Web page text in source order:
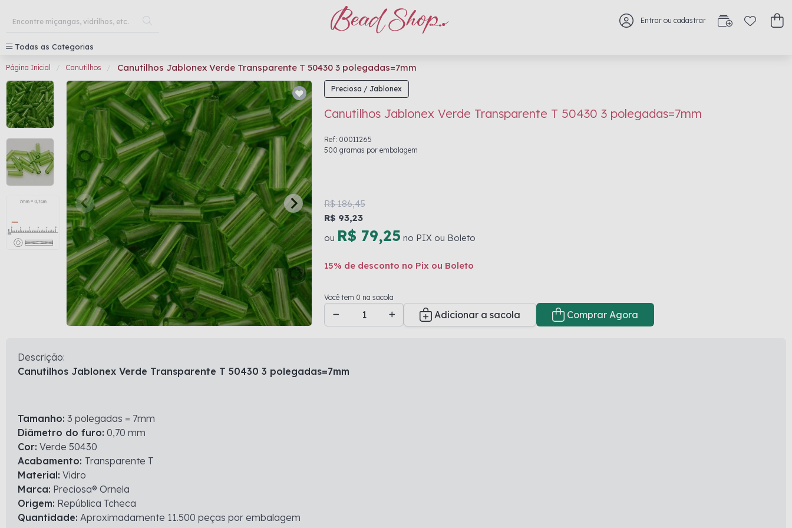
Entrar ou cadastrar
Todas as Categorias
Página Inicial Canutilhos Canutilhos Jablonex Verde Transparente T 50430 3 polegadas=7mm
Preciosa / Jablonex
Canutilhos Jablonex Verde Transparente T 50430 3 polegadas=7mm
Ref: 00011265
500 gramas por embalagem
R$ 186,45
R$ 93,23
ou R$ 79,25 no PIX ou Boleto
15% de desconto no Pix ou Boleto
Você tem 0 na sacola
Adicionar a sacola
Comprar Agora
Descrição:
Canutilhos Jablonex Verde Transparente T 50430 3 polegadas=7mm
Tamanho: 3 polegadas = 7mm
Diâmetro do furo: 0,70 mm
Cor: Verde 50430
Acabamento: Transparente T
Material: Vidro
Marca: Preciosa® Ornela
Origem: República Tcheca
Quantidade: Aproximadamente 11.500 peças por embalagem